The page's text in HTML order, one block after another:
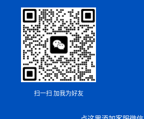
扫一扫 加我为好友